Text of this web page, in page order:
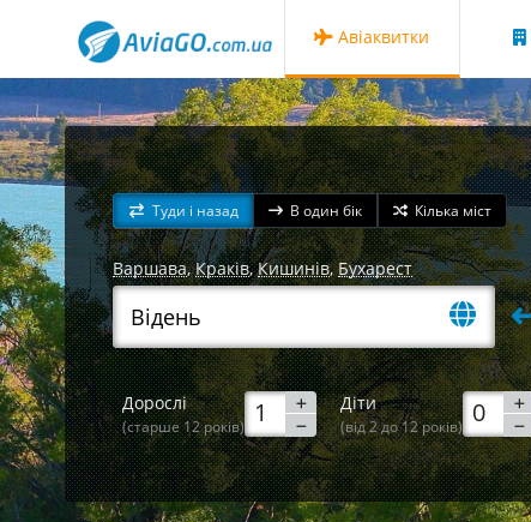
Авіаквитки
Туди і назад В один бік Кілька міст
Варшава,Краків,Кишинів,Бухарест
Дорослі
(старше 12 років)
Діти
(від 2 до 12 років)